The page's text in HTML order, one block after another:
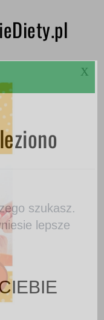
szukasz.
lepsze
X